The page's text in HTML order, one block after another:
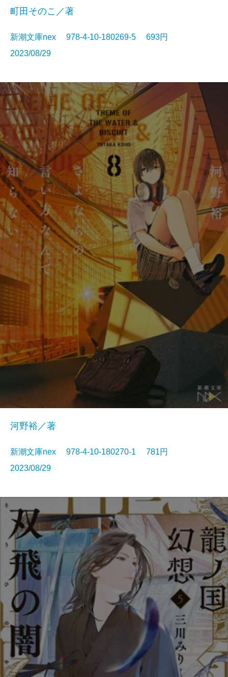
町田そのこ／著
新潮文庫nex 978-4-10-180269-5 693円
2023/08/29
河野裕／著
新潮文庫nex 978-4-10-180270-1 781円
2023/08/29